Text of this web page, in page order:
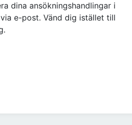
dina ansökningshandlingar i
e-post. Vänd dig istället till